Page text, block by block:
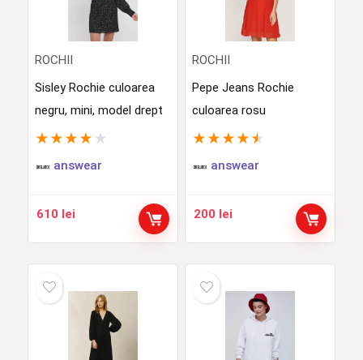
ROCHII
Sisley Rochie culoarea
negru, mini, model drept
★ ★ ★ ★ ★
answear
610 lei
ROCHII
Pepe Jeans Rochie
culoarea rosu
★ ★ ★ ★ ★
answear
200 lei